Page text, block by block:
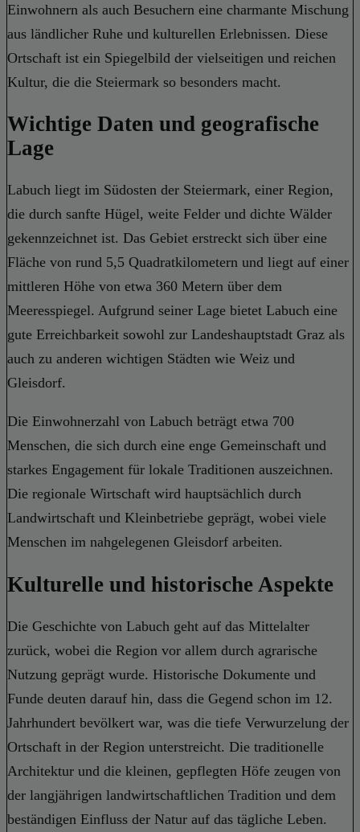
Einwohnern als auch Besuchern eine charmante Mischung
aus ländlicher Ruhe und kulturellen Erlebnissen. Diese
Ortschaft ist ein Spiegelbild der vielseitigen und reichen
Kultur, die die Steiermark so besonders macht.
Wichtige Daten und geografische
Lage
Labuch liegt im Südosten der Steiermark, einer Region,
die durch sanfte Hügel, weite Felder und dichte Wälder
gekennzeichnet ist. Das Gebiet erstreckt sich über eine
Fläche von rund 5,5 Quadratkilometern und liegt auf einer
mittleren Höhe von etwa 360 Metern über dem
Meeresspiegel. Aufgrund seiner Lage bietet Labuch eine
gute Erreichbarkeit sowohl zur Landeshauptstadt Graz als
auch zu anderen wichtigen Städten wie Weiz und
Gleisdorf.
Die Einwohnerzahl von Labuch beträgt etwa 700
Menschen, die sich durch eine enge Gemeinschaft und
starkes Engagement für lokale Traditionen auszeichnen.
Die regionale Wirtschaft wird hauptsächlich durch
Landwirtschaft und Kleinbetriebe geprägt, wobei viele
Menschen im nahgelegenen Gleisdorf arbeiten.
Kulturelle und historische Aspekte
Die Geschichte von Labuch geht auf das Mittelalter
zurück, wobei die Region vor allem durch agrarische
Nutzung geprägt wurde. Historische Dokumente und
Funde deuten darauf hin, dass die Gegend schon im 12.
Jahrhundert bevölkert war, was die tiefe Verwurzelung der
Ortschaft in der Region unterstreicht. Die traditionelle
Architektur und die kleinen, gepflegten Höfe zeugen von
der langjährigen landwirtschaftlichen Tradition und dem
beständigen Einfluss der Natur auf das tägliche Leben.